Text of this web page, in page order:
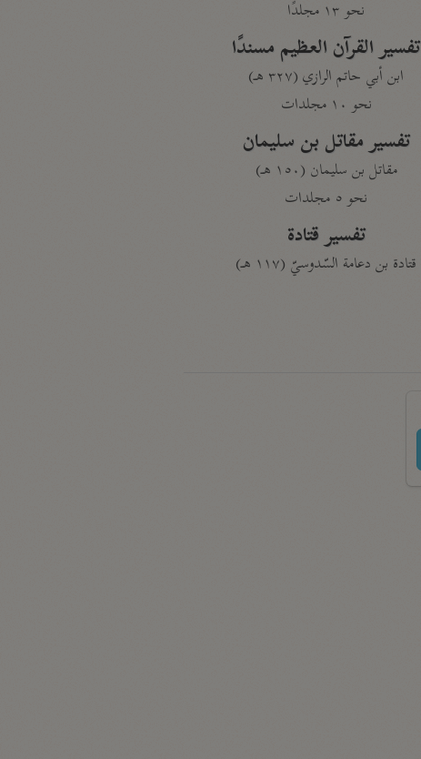
نحو ١٣ مجلدًا
تفسير القرآن العظيم مسندًا
ابن أبي حاتم الرازي (٣٢٧ هـ)
نحو ١٠ مجلدات
تفسير مقاتل بن سليمان
مقاتل بن سليمان (١٥٠ هـ)
نحو ٥ مجلدات
تفسير قتادة
قتادة بن دعامة السّدوسيّ (١١٧ هـ)